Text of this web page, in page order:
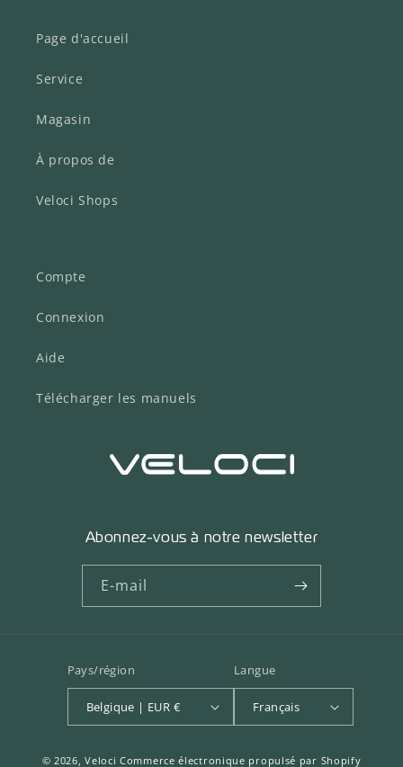
Page d'accueil
Service
Magasin
À propos de
Veloci Shops
Compte
Connexion
Aide
Télécharger les manuels
Abonnez-vous à notre newsletter
E-mail
Pays/région
Belgique | EUR €
Langue
Français
© 2026,Veloci Commerce électronique propulsé par Shopify